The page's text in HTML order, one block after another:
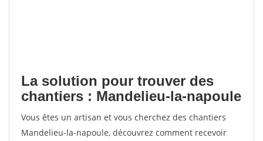
La solution pour trouver des
chantiers : Mandelieu-la-napoule
Vous êtes un artisan et vous cherchez des chantiers
Mandelieu-la-napoule, découvrez comment recevoir